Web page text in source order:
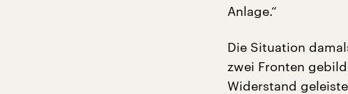
Anlage.“
Die Situation
zwei Fronten
Widerstand